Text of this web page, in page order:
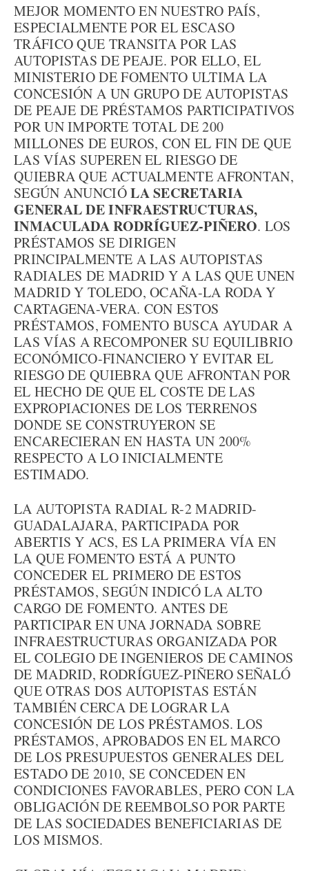
MEJOR MOMENTO EN NUESTRO PAÍS,
ESPECIALMENTE POR EL ESCASO
TRÁFICO QUE TRANSITA POR LAS
AUTOPISTAS DE PEAJE. POR ELLO, EL
MINISTERIO DE FOMENTO ULTIMA LA
CONCESIÓN A UN GRUPO DE AUTOPISTAS
DE PEAJE DE PRÉSTAMOS PARTICIPATIVOS
POR UN IMPORTE TOTAL DE 200
MILLONES DE EUROS, CON EL FIN DE QUE
LAS VÍAS SUPEREN EL RIESGO DE
QUIEBRA QUE ACTUALMENTE AFRONTAN,
SEGÚN ANUNCIÓLA SECRETARIA
GENERAL DE INFRAESTRUCTURAS,
INMACULADA RODRÍGUEZ-PIÑERO. LOS
PRÉSTAMOS SE DIRIGEN
PRINCIPALMENTE A LAS AUTOPISTAS
RADIALES DE MADRID Y A LAS QUE UNEN
MADRID Y TOLEDO, OCAÑA-LA RODA Y
CARTAGENA-VERA. CON ESTOS
PRÉSTAMOS, FOMENTO BUSCA AYUDAR A
LAS VÍAS A RECOMPONER SU EQUILIBRIO
ECONÓMICO-FINANCIERO Y EVITAR EL
RIESGO DE QUIEBRA QUE AFRONTAN POR
EL HECHO DE QUE EL COSTE DE LAS
EXPROPIACIONES DE LOS TERRENOS
DONDE SE CONSTRUYERON SE
ENCARECIERAN EN HASTA UN 200%
RESPECTO A LO INICIALMENTE
ESTIMADO.
LA AUTOPISTA RADIAL R-2 MADRID-
GUADALAJARA, PARTICIPADA POR
ABERTIS Y ACS, ES LA PRIMERA VÍA EN
LA QUE FOMENTO ESTÁ A PUNTO
CONCEDER EL PRIMERO DE ESTOS
PRÉSTAMOS, SEGÚN INDICÓ LA ALTO
CARGO DE FOMENTO. ANTES DE
PARTICIPAR EN UNA JORNADA SOBRE
INFRAESTRUCTURAS ORGANIZADA POR
EL COLEGIO DE INGENIEROS DE CAMINOS
DE MADRID, RODRÍGUEZ-PIÑERO SEÑALÓ
QUE OTRAS DOS AUTOPISTAS ESTÁN
TAMBIÉN CERCA DE LOGRAR LA
CONCESIÓN DE LOS PRÉSTAMOS. LOS
PRÉSTAMOS, APROBADOS EN EL MARCO
DE LOS PRESUPUESTOS GENERALES DEL
ESTADO DE 2010, SE CONCEDEN EN
CONDICIONES FAVORABLES, PERO CON LA
OBLIGACIÓN DE REEMBOLSO POR PARTE
DE LAS SOCIEDADES BENEFICIARIAS DE
LOS MISMOS.